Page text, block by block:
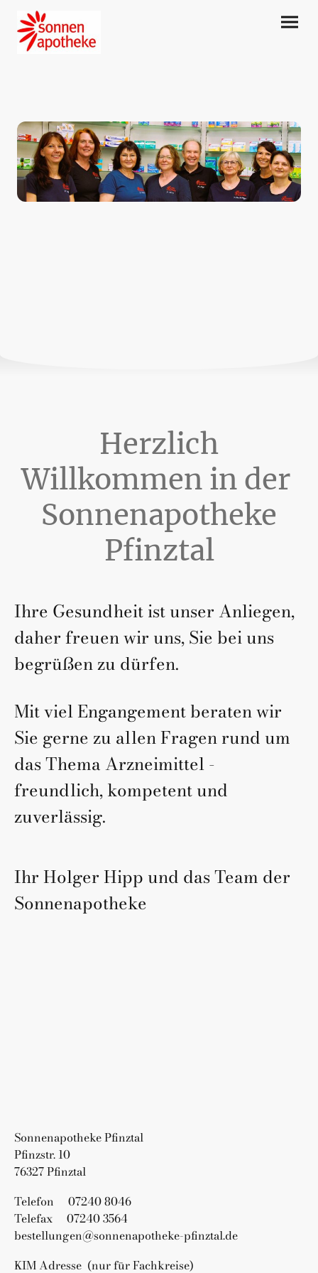
Herzlich
Willkommen in der
Sonnenapotheke
Pfinztal
Ihre Gesundheit ist unser Anliegen,
daher freuen wir uns, Sie bei uns
begrüßen zu dürfen.
Mit viel Engangement beraten wir
Sie gerne zu allen Fragen rund um
das Thema Arzneimittel -
freundlich, kompetent und
zuverlässig.
Ihr Holger Hipp und das Team der
Sonnenapotheke
Sonnenapotheke Pfinztal
Pfinzstr. 10
76327 Pfinztal
Telefon 07240 8046
Telefax 07240 3564
bestellungen@sonnenapotheke-pfinztal.de
KIM Adresse (nur für Fachkreise)